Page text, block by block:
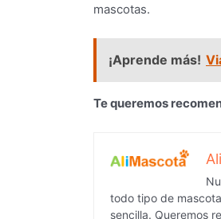
mascotas.
¡Aprende más!
Te queremos
todo tipo de
sencilla. Queremos